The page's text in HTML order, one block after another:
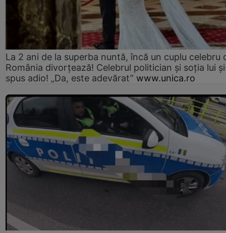
La 2 ani de la superba nuntă, încă un cuplu celebru
România divorțează! Celebrul politician și soția lui
spus adio! „Da, este adevărat” www.unica.ro